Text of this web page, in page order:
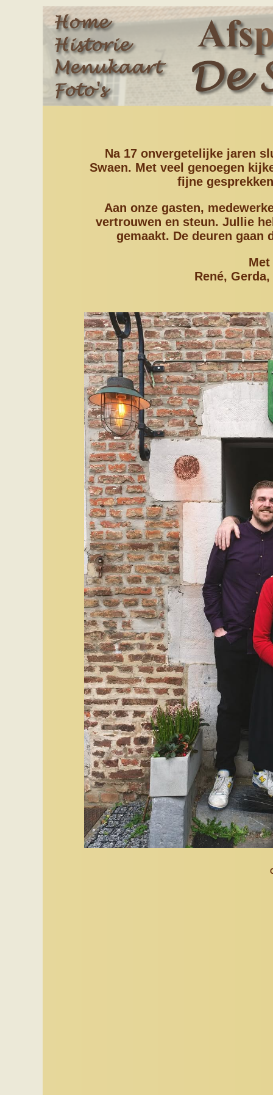
Na 17 onvergetelijke jaren
Swaen. Met veel genoegen
fijne
Aan onze gasten,
vertrouwen en steun. Jullie
gemaakt. De deuren
René,